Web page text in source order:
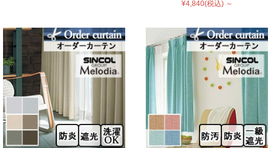
¥4,840(税込) ～